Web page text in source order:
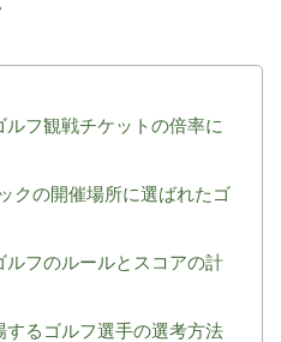
フ観戦チケットの倍率に
クの開催場所に選ばれたゴ
フのルールとスコアの計
るゴルフ選手の選考方法